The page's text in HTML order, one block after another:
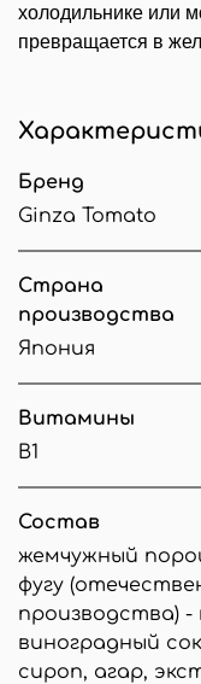
холодильнике или
превращается в
Бренд
Ginza Tomato
Страна
производства
Япония
Витамины
B1
Состав
жемчужный порошок, Экстракт
фугу
производства) -
виноградный сок, фруктозный
сироп, агар, экстракт яблока/трегалоза,